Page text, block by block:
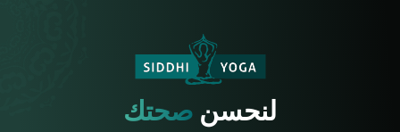
لنحسنصحتك